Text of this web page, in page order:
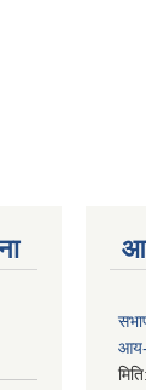
आय-
मिति: